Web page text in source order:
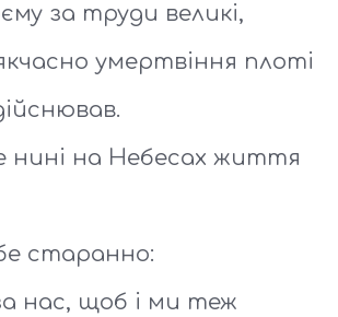
за труди великі,
умертвіння плоті
нині на Небесах життя
старанно:
нас, щоб і ми теж